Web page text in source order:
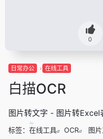
0
日常办公 在线工具
白描OCR
图片转文字 - 图片转
标签： 在线工具 OCR 图